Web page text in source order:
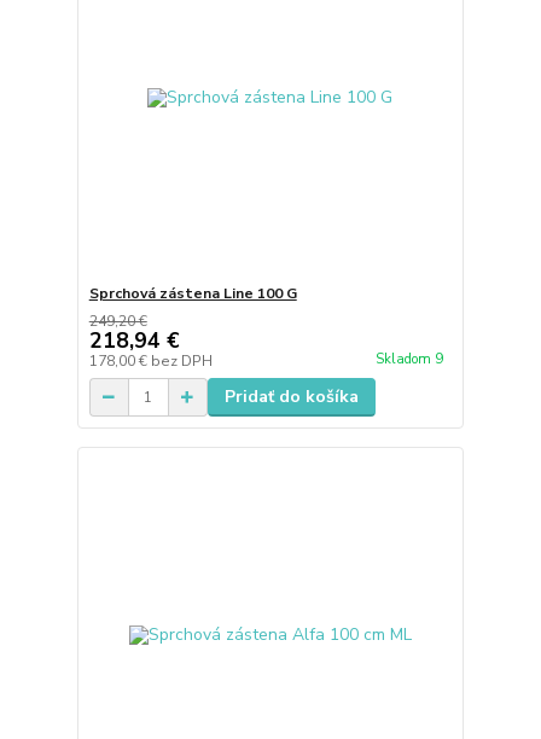
Sprchová zástena Line 100 G
249,20 €
218,94 €
178,00 € bez DPH Skladom 9
Pridať do košíka